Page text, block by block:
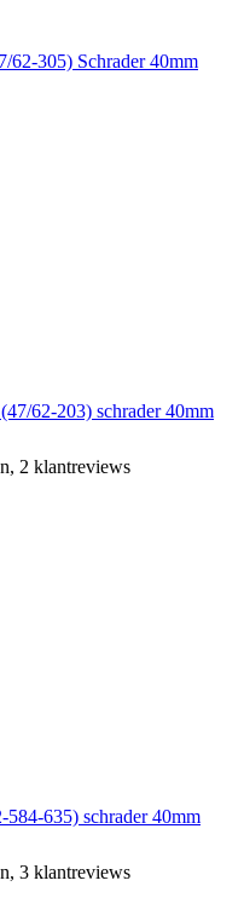
62-305) Schrader 40mm
62-203) schrader 40mm
2 klantreviews
635) schrader 40mm
3 klantreviews